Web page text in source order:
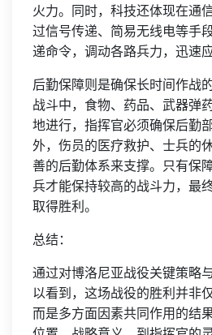
火力。同时，科技还体现在通
过信号传递、简易无线电等手
递命令，调动各路兵力，迅速
后勤保障则是确保长时间作战
战斗中，食物、药品、武器弹
地进行，指挥官必须确保后勤
外，伤员的医疗救护、士兵的
善的后勤体系来支撑。只有保
兵才能保持较高的战斗力，最
取得胜利。
总结：
通过对博洛尼亚战役关键策略
以看到，这场战役的胜利并非
而是多方面因素共同作用的结